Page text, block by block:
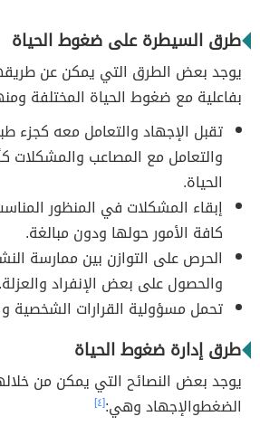
طرق السيطرة على ضغوط الحياة
يوجد بعض الطرق التي يمكن عن
بفاعلية مع ضغوط الحياة المختلفة
تقبل الإجهاد والتعامل معه كجزء
والتعامل مع المصاعب والمشكلات
الحياة.
إبقاء المشكلات في المنظور
كافة الأمور حولها ودون مبالغة.
الحرص على التوازن بين ممارسة
والحصول على بعض الإنفراد والعزلة.
تحمل مسؤولية القرارات الشخصية
طرق إدارة ضغوط الحياة
يوجد بعض النصائح التي يمكن من
الضغطوالإجهاد وهي:[٤]